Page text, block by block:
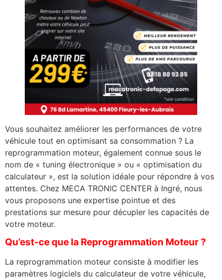
Vous souhaitez améliorer les performances de votre
véhicule tout en optimisant sa consommation ? La
reprogrammation moteur, également connue sous le
nom de « tuning électronique » ou « optimisation du
calculateur », est la solution idéale pour répondre à vos
attentes. Chez MECA TRONIC CENTER à Ingré, nous
vous proposons une expertise pointue et des
prestations sur mesure pour décupler les capacités de
votre moteur.
Qu’est-ce que la Reprogrammation Moteur ?
La reprogrammation moteur consiste à modifier les
paramètres logiciels du calculateur de votre véhicule,